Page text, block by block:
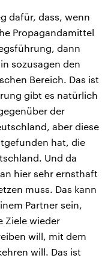
dafür, dass, wenn
Propagandamittel
dann
sozusagen den
Bereich. Das ist
gibt es natürlich
der
aber diese
hat, die
Und da
hier sehr ernsthaft
muss. Das kann
Partner sein,
Ziele wieder
will, mit dem
will. Das ist